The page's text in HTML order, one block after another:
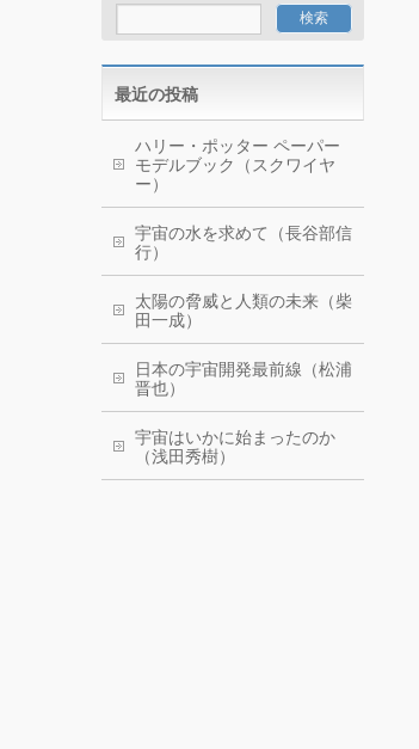
最近の投稿
ハリー・ポッター ペーパー
モデルブック（スクワイヤ
ー）
宇宙の水を求めて（長谷部信
行）
太陽の脅威と人類の未来（柴
田一成）
日本の宇宙開発最前線（松浦
晋也）
宇宙はいかに始まったのか
（浅田秀樹）